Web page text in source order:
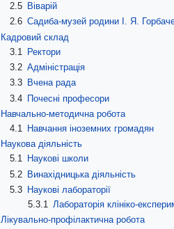
2.5
Віварій
2.6 Садиба-музей родини І. Я.
Кадровий склад
3.1
Ректори
3.2 Адміністрація
3.3
Вчена рада
3.4 Почесні професори
Навчально-методична робота
4.1
Навчання іноземних громадян
Наукова діяльність
5.1
Наукові школи
5.2 Винахідницька діяльність
5.3
Наукові лабораторії
5.3.1 Лабораторія клініко-
Лікувально-профілактична робота